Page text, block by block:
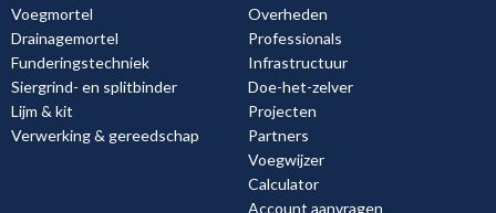
Voegmortel
Drainagemortel
Funderingstechniek
Siergrind- en splitbinder
Lijm & kit
Verwerking & gereedschap
Overheden
Professionals
Infrastructuur
Doe-het-zelver
Projecten
Partners
Voegwijzer
Calculator
Account aanvragen